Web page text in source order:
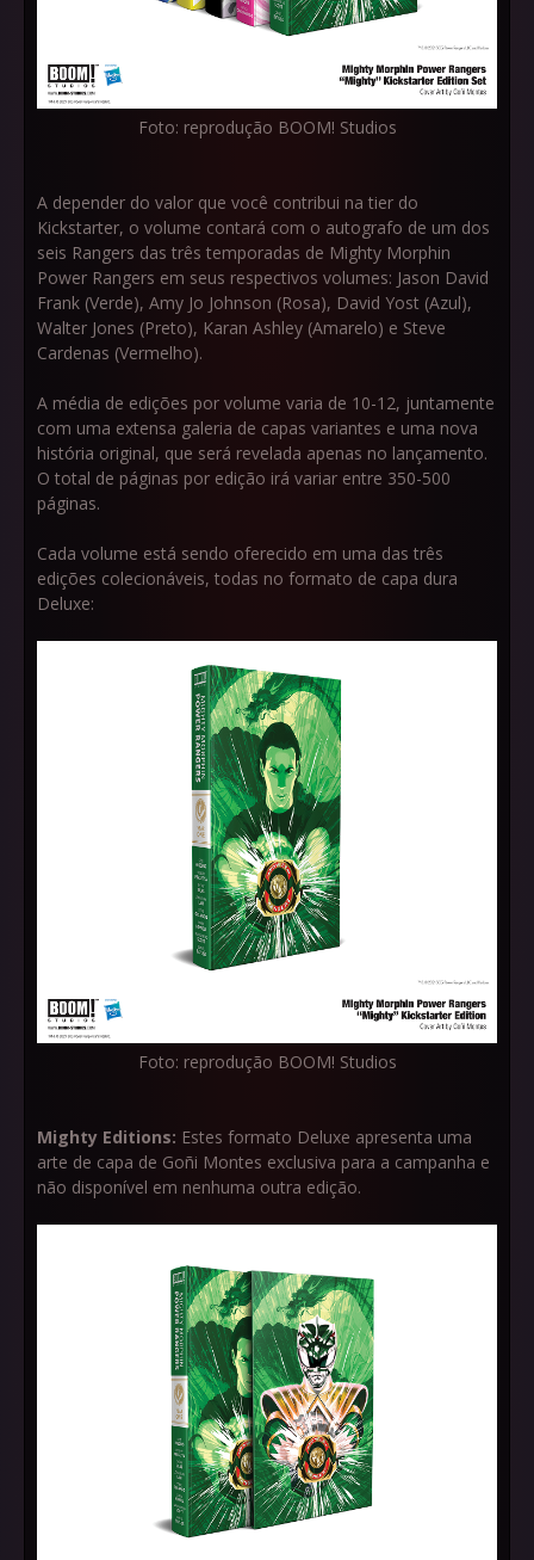
Foto: reprodução BOOM! Studios
A depender do valor que você contribui na tier do
Kickstarter, o volume contará com o autografo de um dos
seis Rangers das três temporadas de Mighty Morphin
Power Rangers em seus respectivos volumes: Jason David
Frank (Verde), Amy Jo Johnson (Rosa), David Yost (Azul),
Walter Jones (Preto), Karan Ashley (Amarelo) e Steve
Cardenas (Vermelho).
A média de edições por volume varia de 10-12, juntamente
com uma extensa galeria de capas variantes e uma nova
história original, que será revelada apenas no lançamento.
O total de páginas por edição irá variar entre 350-500
páginas.
Cada volume está sendo oferecido em uma das três
edições colecionáveis, todas no formato de capa dura
Deluxe:
Foto: reprodução BOOM! Studios
Mighty Editions: Estes formato Deluxe apresenta uma
arte de capa de Goñi Montes exclusiva para a campanha e
não disponível em nenhuma outra edição.